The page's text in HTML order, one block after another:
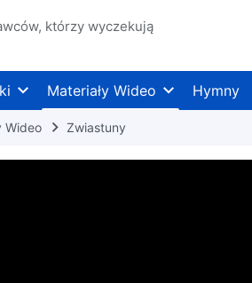
którzy wyczekują
Materiały Wideo Hymny
Wideo Zwiastuny